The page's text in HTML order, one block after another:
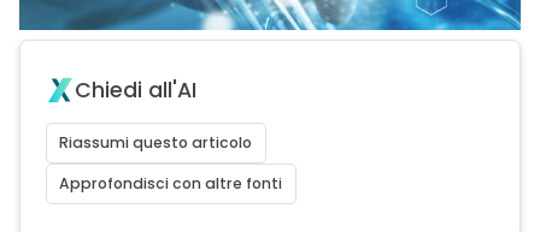
Chiedi all'AI
Riassumi questo articolo
Approfondisci con altre fonti